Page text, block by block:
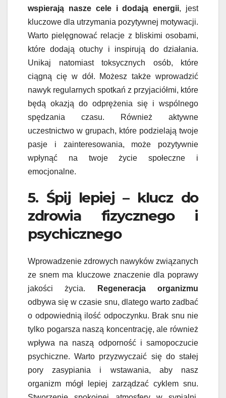
wspierają nasze cele i dodają energii, jest
kluczowe dla utrzymania pozytywnej motywacji.
Warto pielęgnować relacje z bliskimi osobami,
które dodają otuchy i inspirują do działania.
Unikaj natomiast toksycznych osób, które
ciągną cię w dół. Możesz także wprowadzić
nawyk regularnych spotkań z przyjaciółmi, które
będą okazją do odprężenia się i wspólnego
spędzania czasu. Również aktywne
uczestnictwo w grupach, które podzielają twoje
pasje i zainteresowania, może pozytywnie
wpłynąć na twoje życie społeczne i
emocjonalne.
5. Śpij lepiej – klucz do
zdrowia fizycznego i
psychicznego
Wprowadzenie zdrowych nawyków związanych
ze snem ma kluczowe znaczenie dla poprawy
jakości życia.
Regeneracja organizmu
odbywa się w czasie snu, dlatego warto zadbać
o odpowiednią ilość odpoczynku. Brak snu nie
tylko pogarsza naszą koncentrację, ale również
wpływa na naszą odporność i samopoczucie
psychiczne. Warto przyzwyczaić się do stałej
pory zasypiania i wstawania, aby nasz
organizm mógł lepiej zarządzać cyklem snu.